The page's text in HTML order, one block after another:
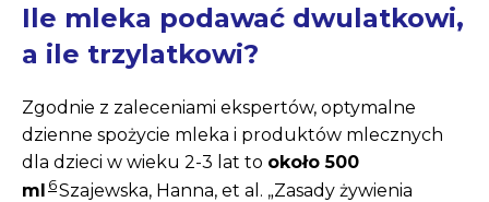
Ile mleka podawać dwulatkowi,
a ile trzylatkowi?
Zgodnie z zaleceniami ekspertów, optymalne
dzienne spożycie mleka i produktów mlecznych
dla dzieci w wieku 2-3 lat to około 500
ml 6Szajewska, Hanna, et al. „Zasady żywienia